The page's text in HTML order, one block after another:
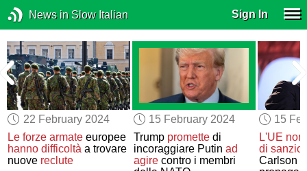
News in Slow Italian Sign In
22 February 2024
Le forze armate europee
hanno difficoltà a trovare
nuove reclute
15 February 2024
Trump promettedi
incoraggiare Putin ad
agirecontro i membri
15
L'UE non
di
Carlson